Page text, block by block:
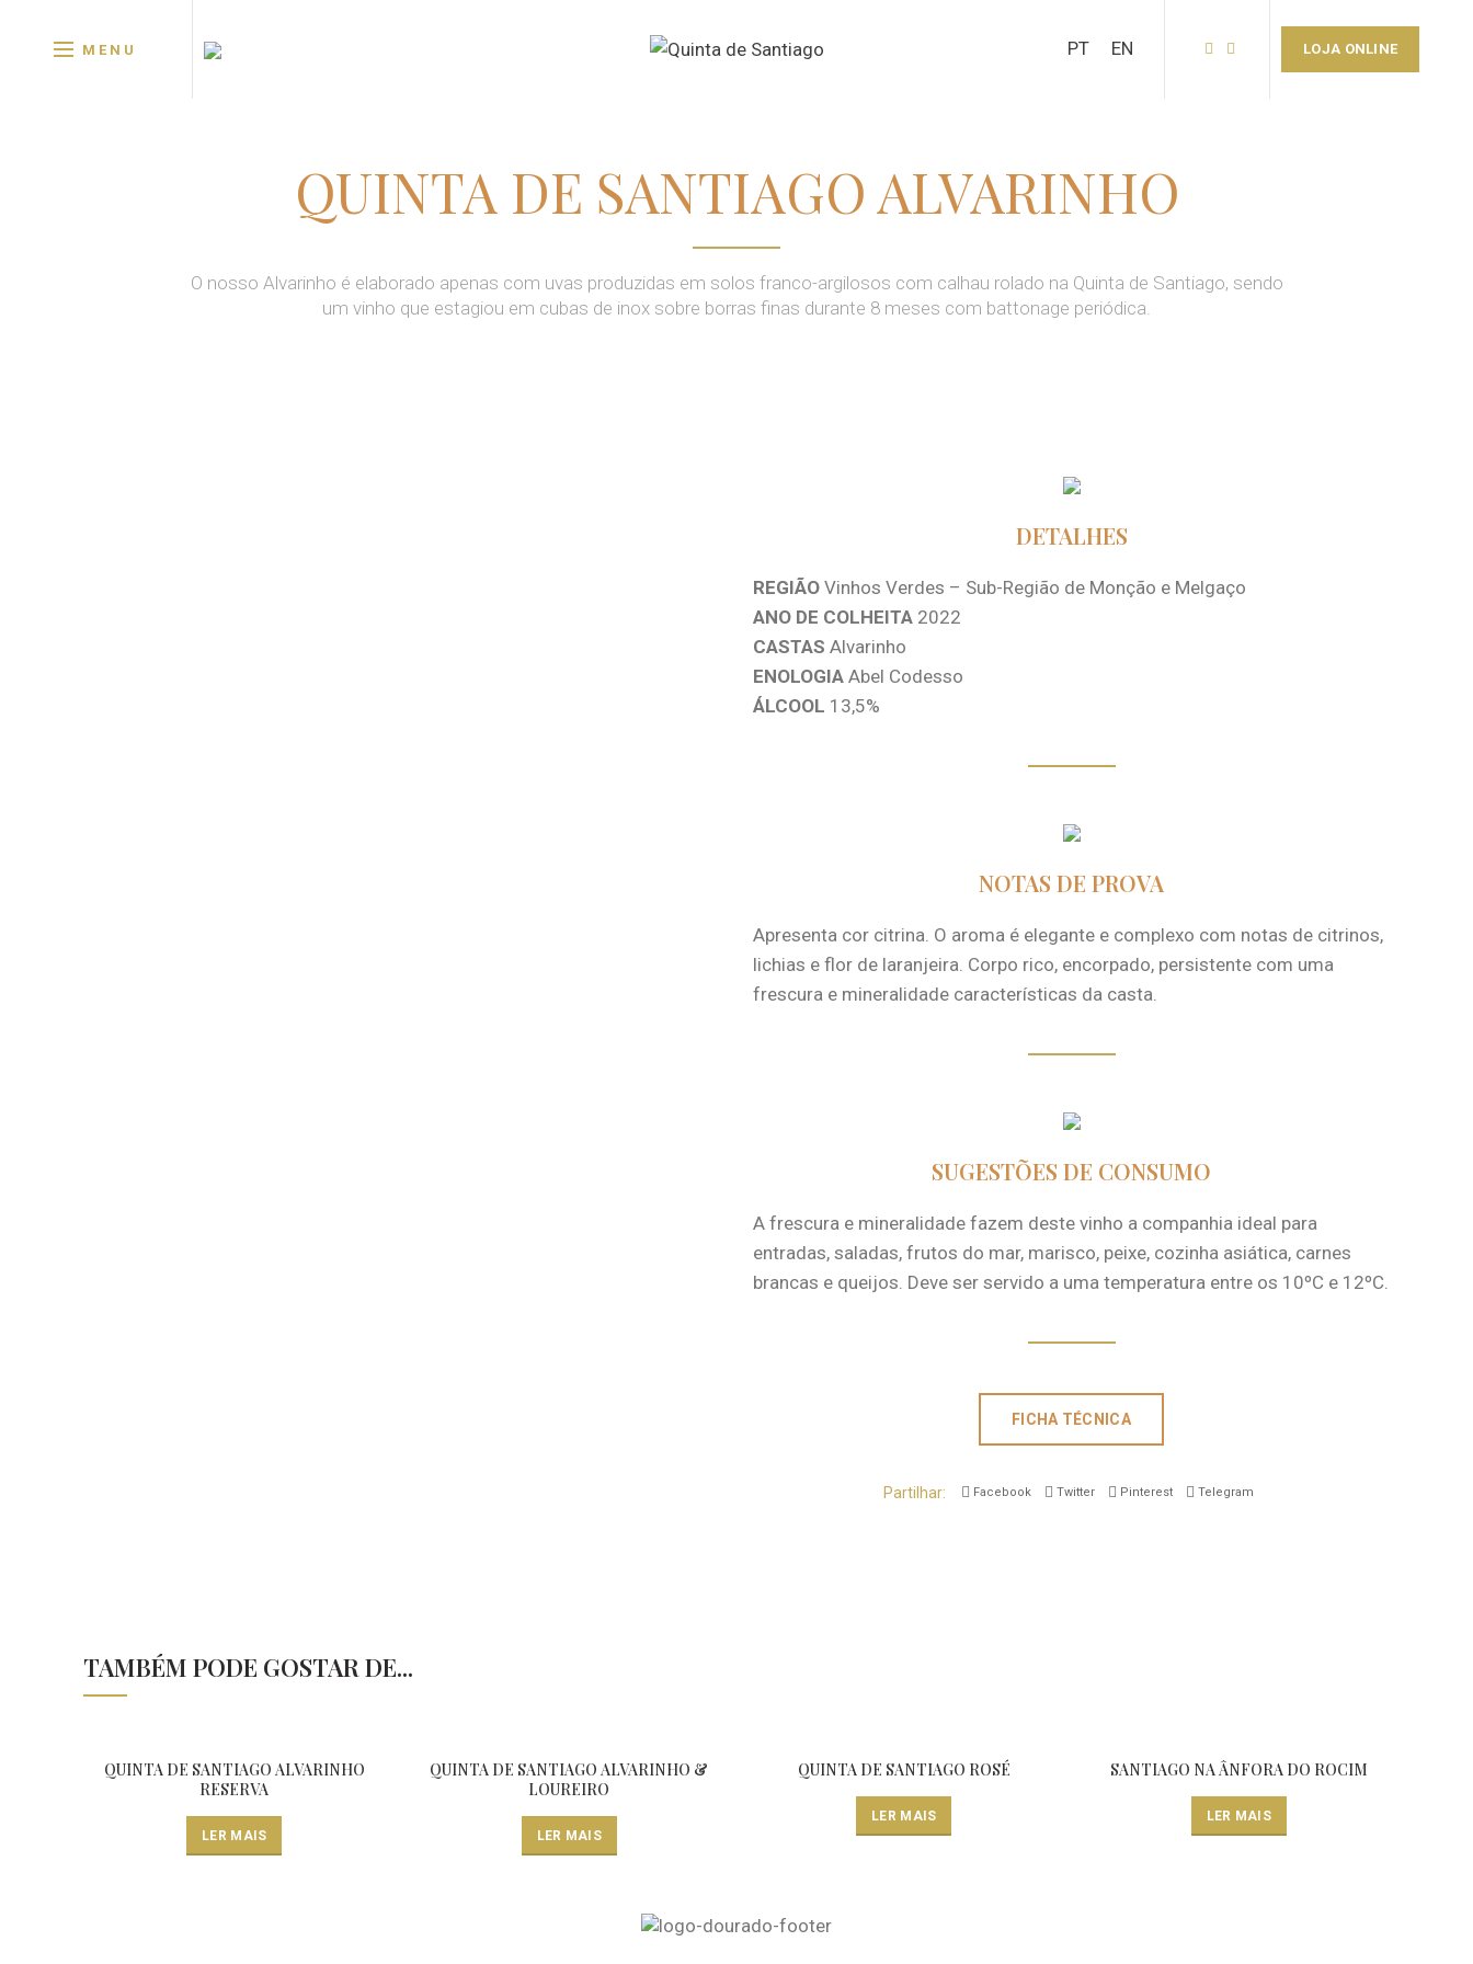
MENU PT EN LOJA ONLINE
QUINTA DE SANTIAGO ALVARINHO
O nosso Alvarinho é elaborado apenas com uvas produzidas em solos franco-argilosos com calhau rolado na Quinta de Santiago, sendo
um vinho que estagiou em cubas de inox sobre borras finas durante 8 meses com battonage periódica.
DETALHES
REGIÃO Vinhos Verdes – Sub-Região de Monção e Melgaço
ANO DE COLHEITA 2022
CASTAS Alvarinho
ENOLOGIA Abel Codesso
ÁLCOOL 13,5%
NOTAS DE PROVA
Apresenta cor citrina. O aroma é elegante e complexo com notas de citrinos,
lichias e flor de laranjeira. Corpo rico, encorpado, persistente com uma
frescura e mineralidade características da casta.
SUGESTÕES DE CONSUMO
A frescura e mineralidade fazem deste vinho a companhia ideal para
entradas, saladas, frutos do mar, marisco, peixe, cozinha asiática, carnes
brancas e queijos. Deve ser servido a uma temperatura entre os 10ºC e 12ºC.
FICHA TÉCNICA
Partilhar Facebook Twitter Pinterest Telegram
TAMBÉM PODE GOSTAR DE...
QUINTA DE SANTIAGO ALVARINHO
RESERVA
LER MAIS
QUINTA DE SANTIAGO ALVARINHO &
LOUREIRO
LER MAIS
QUINTA DE SANTIAGO ROSÉ
LER MAIS
SANTIAGO NA ÂNFORA DO ROCIM
LER MAIS